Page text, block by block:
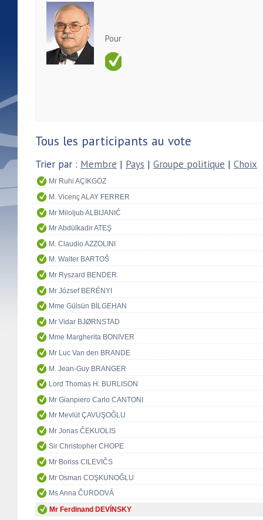
Pour
Tous les participants au vote
Trier par : Membre | Pays | Groupe politique | Choix
Mr Ruhi AÇIKGÖZ
M. Vicenç ALAY FERRER
Mr Miloljub ALBIJANIĆ
Mr Abdülkadir ATEŞ
M. Claudio AZZOLINI
M. Walter BARTOŠ
Mr Ryszard BENDER
Mr József BERÉNYI
Mme Gülsün BİLGEHAN
Mr Vidar BJØRNSTAD
Mme Margherita BONIVER
Mr Luc Van den BRANDE
M. Jean-Guy BRANGER
Lord Thomas H. BURLISON
Mr Gianpiero Carlo CANTONI
Mr Mevlüt ÇAVUŞOĞLU
Mr Jonas ČEKUOLIS
Sir Christopher CHOPE
Mr Boriss CILEVIČS
Mr Osman COŞKUNOĞLU
Ms Anna ČURDOVÁ
Mr Ferdinand DEVÍNSKY